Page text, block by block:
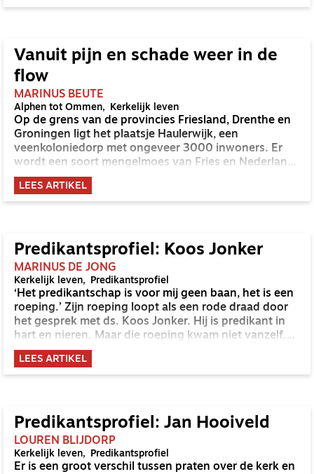
actie als een ‘charmeoffensief’ en vroeg zich af of het
beroepingscommissie, gaven aan dat het de
bedoeling was om voor deze drie gemeentes twee
dominees te vinden die goed met elkaar overweg
kunnen (ND 9 januari 2026). Verder vertelden ze dat
de predikanten geen alleskunners hoefden te zijn. Ze
zouden hun preken in drie gemeentes kunnen
houden, wat een enorme tijdsbesparing inhoudt.
Vanuit pijn en schade weer in de
flow
MARINUS BEUTE
Alphen tot Ommen Kerkelijk leven
Op de grens van de provincies Friesland, Drenthe en
Groningen ligt het plaatsje Haulerwijk, een
veenkoloniedorp met ongeveer 3000 inwoners. Er
wordt een soort mengelmoes van Fries en Nederlands
gesproken. Maar ook als je dat niet spreekt, hoor je er
nog steeds bij. In de taal is de gemoedelijkheid al
terug te vinden die de NGK Haulerwijk typeert. Een
LEES ARTIKEL
Predikantsprofiel: Koos Jonker
MARINUS DE JONG
Kerkelijk leven Predikantsprofiel
‘Het predikantschap is voor mij geen baan, het is een
roeping.’ Zijn roeping loopt als een rode draad door
het gesprek met ds. Koos Jonker. Hij is predikant in
hart en nieren. Maar die roeping kwam niet vanzelf.
Zijn Zuid-Afrikaanse accent verraadt meteen dat die
weg op zijn minst één landsgrens overging. Meer dan
eens ging dat als bij Mozes en Jeremia: tegen zijn
LEES ARTIKEL
Predikantsprofiel: Jan Hooiveld
LOUREN BLIJDORP
Kerkelijk leven Predikantsprofiel
Er is een groot verschil tussen praten over de kerk en